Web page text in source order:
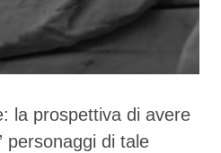
la prospettiva di avere
personaggi di tale